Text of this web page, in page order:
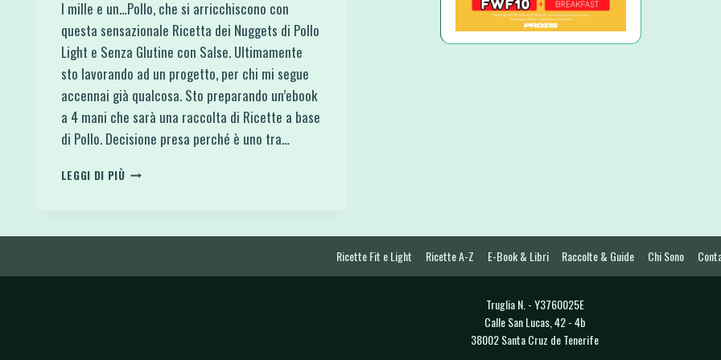
I mille e un…Pollo, che si arricchiscono con
questa sensazionale Ricetta dei Nuggets di Pollo
Light e Senza Glutine con Salse. Ultimamente
sto lavorando ad un progetto, per chi mi segue
accennai già qualcosa. Sto preparando un’ebook
a 4 mani che sarà una raccolta di Ricette a base
di Pollo. Decisione presa perché è uno tra…
LEGGI DI PIÙNUGGETS
E
Ricette Fit e Light Ricette A-Z E-Book & Libri Raccolte & Guide Chi Sono
Truglia N. - Y3760025E
Calle San Lucas, 42 - 4b
38002 Santa Cruz de Tenerife